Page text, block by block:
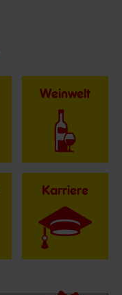
Weinwelt
Karriere